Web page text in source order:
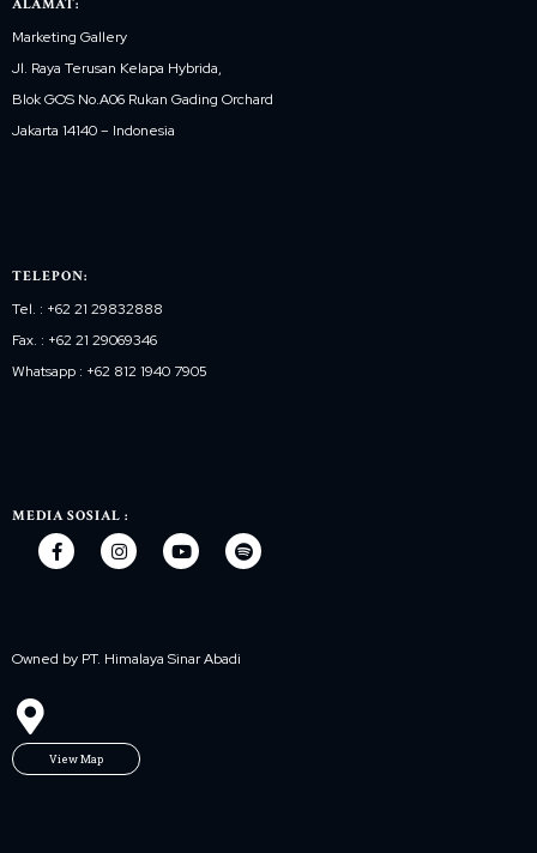
ALAMAT:
Marketing Gallery
Jl. Raya Terusan Kelapa Hybrida,
Blok GOS No.A06 Rukan Gading Orchard
Jakarta 14140 – Indonesia
TELEPON:
Tel. : +62 21 29832888
Fax. : +62 21 29069346
Whatsapp : +62 812 1940 7905
MEDIA SOSIAL :
Owned by PT. Himalaya Sinar Abadi
View Map